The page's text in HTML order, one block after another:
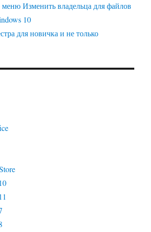
меню Изменить владельца для файлов
10
для новичка и не только